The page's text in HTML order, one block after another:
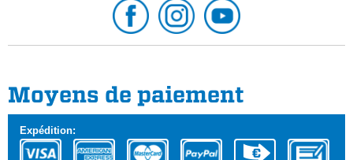
Moyens de paiement
Expédition: